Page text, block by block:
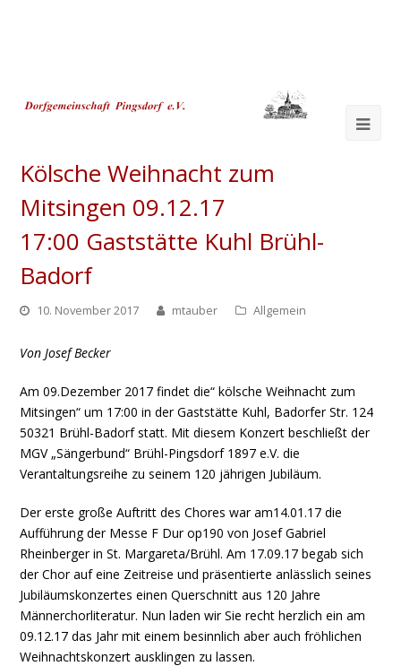
Kölsche Weihnacht zum
Mitsingen 09.12.17
17:00 Gaststätte Kuhl Brühl-
Badorf
10. November 2017 mtauber Allgemein
Von Josef Becker
Am 09.Dezember 2017 findet die“ kölsche Weihnacht zum
Mitsingen“ um 17:00 in der Gaststätte Kuhl, Badorfer Str. 124
50321 Brühl-Badorf statt. Mit diesem Konzert beschließt der
MGV „Sängerbund“ Brühl-Pingsdorf 1897 e.V. die
Verantaltungsreihe zu seinem 120 jährigen Jubiläum.
Der erste große Auftritt des Chores war am14.01.17 die
Aufführung der Messe F Dur op190 von Josef Gabriel
Rheinberger in St. Margareta/Brühl. Am 17.09.17 begab sich
der Chor auf eine Zeitreise und präsentierte anlässlich seines
Jubiläumskonzertes einen Querschnitt aus 120 Jahre
Männerchorliteratur. Nun laden wir Sie recht herzlich ein am
09.12.17 das Jahr mit einem besinnlich aber auch fröhlichen
Weihnachtskonzert ausklingen zu lassen.